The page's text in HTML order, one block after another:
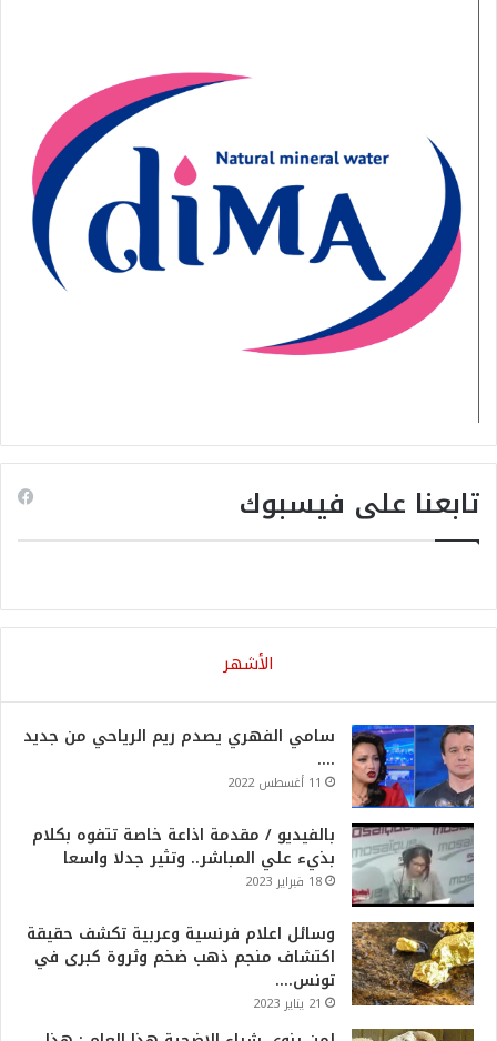
تابعنا على فيسبوك
الأشهر
سامي الفهري يصدم ريم الرياحي من جديد
….
11 أغسطس 2022
بالفيديو / مقدمة اذاعة خاصة تتفوه بكلام
بذيء علي المباشر.. وتثير جدلا واسعا
18 فبراير 2023
وسائل اعلام فرنسية وعربية تكشف حقيقة
اكتشاف منجم ذهب ضخم وثروة كبرى في
تونس….
21 يناير 2023